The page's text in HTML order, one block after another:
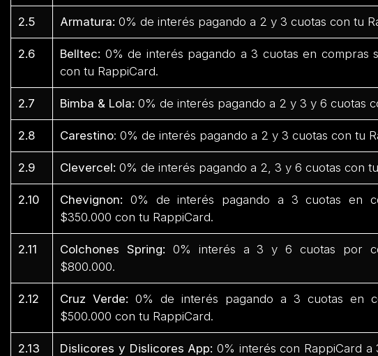
2.5 Armatura:0% de interés pagando a 2 y 3 cuotas con tu
2.6 Belltec: 0% de interés pagando a 3 cuotas en compras
con tu RappiCard.
2.7 Bimba & Lola: 0% de interés pagando a 2 y 3 y 6 cuotas
2.8 Carestino: 0% de interés pagando a 2 y 3 cuotas con tu
2.9 Clevercel:0% de interés pagando a 2, 3 y 6 cuotas con
2.10 Chevignon: 0% de interés pagando a 3 cuotas en
$350.000 con tu RappiCard.
2.11 Colchones Spring: 0% interés a 3 y 6 cuotas por
$800.000.
2.12 Cruz Verde:0% de interés pagando a 3 cuotas en
$500.000 con tu RappiCard.
2.13 Dislicores y Dislicores App: 0% interés con RappiCard